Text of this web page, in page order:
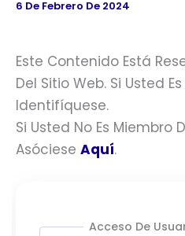
6 De Febrero De 2024
Este Contenido Está
Del Sitio Web. Si Usted
Identifíquese.
Si Usted No Es Miembro
Asóciese Aquí.
Acceso De